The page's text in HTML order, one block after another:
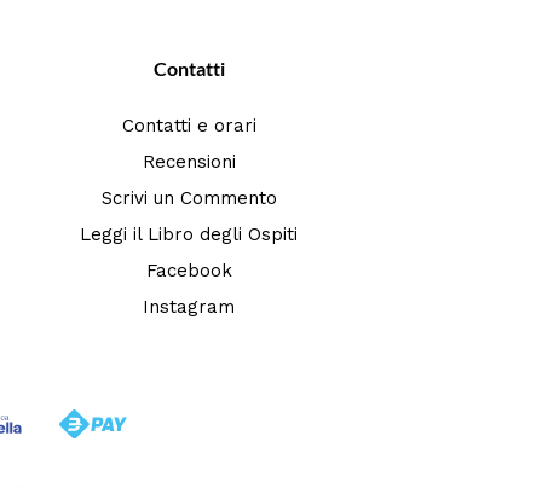
Contatti
Contatti e orari
Recensioni
Scrivi un Commento
Leggi il Libro degli Ospiti
Facebook
Instagram